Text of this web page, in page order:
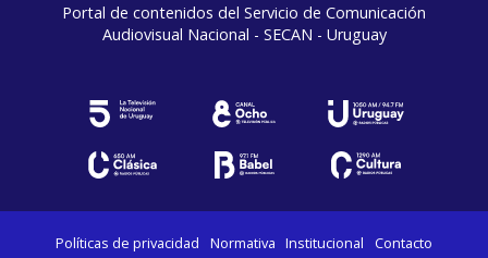
Portal de contenidos del Servicio de Comunicación
Audiovisual Nacional - SECAN - Uruguay
Políticas de privacidad Normativa Institucional Contacto